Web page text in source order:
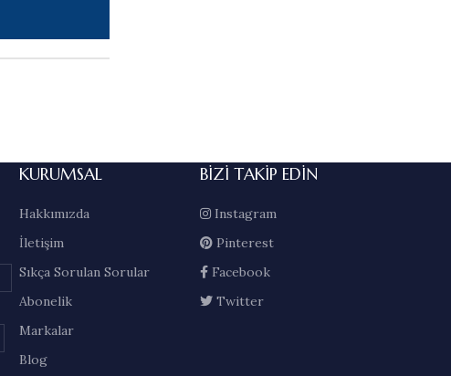
KURUMSAL
Hakkımızda
İletişim
Sıkça Sorulan Sorular
Abonelik
Markalar
Blog
BIZI TAKIP EDIN
Instagram
Pinterest
Facebook
Twitter